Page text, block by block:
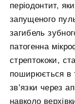
періодонтит,
запущеного
загибель
патогенна
стрептококи,
поширюється в
зв’язки через
навколо